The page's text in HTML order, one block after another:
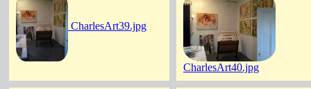
CharlesArt39.jpg
CharlesArt40.jpg